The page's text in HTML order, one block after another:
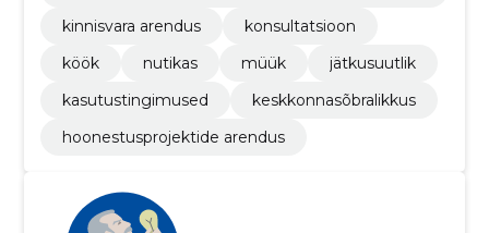
kinnisvara arendus
konsultatsioon
köök
nutikas müük
jätkusuutlik
kasutustingimused
keskkonnasõbralikkus
hoonestusprojektide arendus